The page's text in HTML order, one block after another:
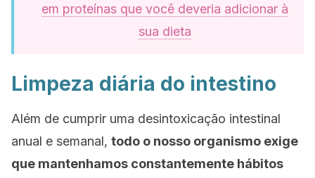
em proteínas que você deveria adicionar à
sua dieta
Limpeza diária do intestino
Além de cumprir uma desintoxicação intestinal
anual e semanal, todo o nosso organismo exige
que mantenhamos constantemente hábitos